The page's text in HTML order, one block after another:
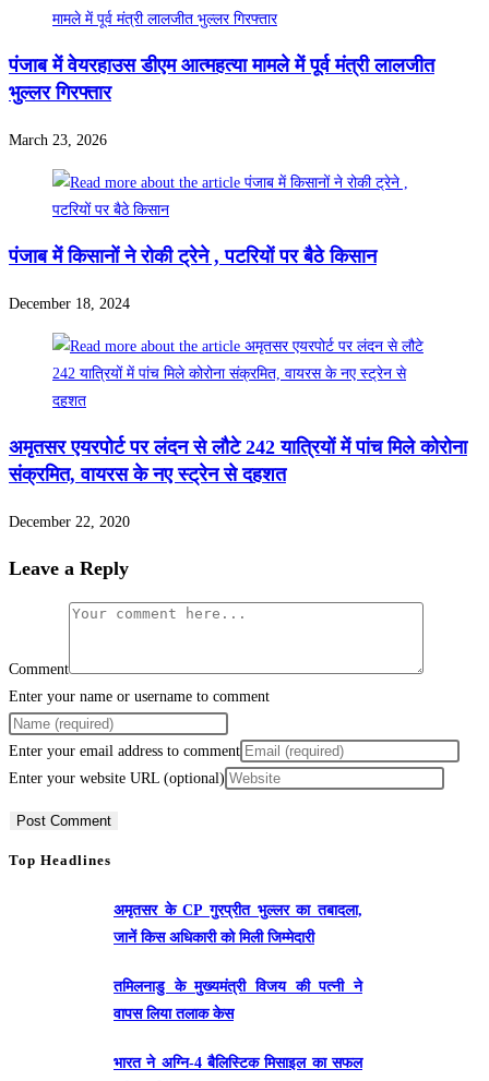
पंजाब में वेयरहाउस डीएम आत्महत्या मामले में पूर्व मंत्री लालजीत
भुल्लर गिरफ्तार
March 23, 2026
पंजाब में किसानों ने रोकी ट्रेने , पटरियों पर बैठे किसान
December 18, 2024
अमृतसर एयरपोर्ट पर लंदन से लौटे 242 यात्रियों में पांच मिले कोरोना
संक्रमित, वायरस के नए स्ट्रेन से दहशत
December 22, 2020
Leave a Reply
Comment
Enter your name or username to comment
Enter your email address to comment
Enter your website URL (optional)
Top Headlines
अमृतसर के CP गुरप्रीत भुल्लर का तबादला,
जानें किस अधिकारी को मिली जिम्मेदारी
तमिलनाडु के मुख्यमंत्री विजय की पत्नी ने
वापस लिया तलाक केस
भारत ने अग्नि-4 बैलिस्टिक मिसाइल का सफल